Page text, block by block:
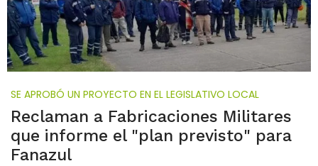
SE APROBÓ UN PROYECTO EN EL LEGISLATIVO LOCAL
Reclaman a Fabricaciones Militares
que informe el "plan previsto" para
Fanazul